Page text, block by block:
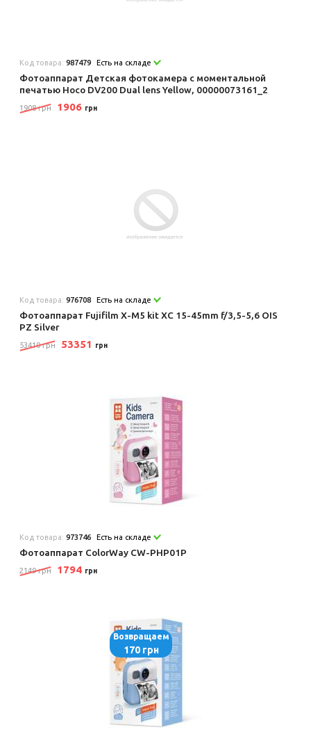
Код товара:987479 Есть на складе
Фотоаппарат Детская фотокамера с моментальной
печатью Hoco DV200 Dual lens Yellow, 00000073161_2
1908 грн 1906 грн
Код товара:976708 Есть на складе
Фотоаппарат Fujifilm X-M5 kit XC 15-45mm f/3,5-5,6 OIS
PZ Silver
53410 грн 53351 грн
Код товара:973746 Есть на складе
Фотоаппарат ColorWay CW-PHP01P
2149 грн 1794 грн
Возвращаем
170 грн